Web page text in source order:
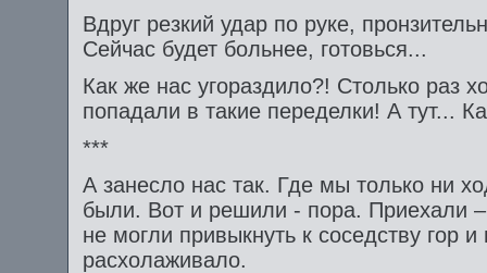
Вдруг резкий удар по руке,
Сейчас будет больнее, готовься...
Как же нас угораздило?! Столько раз
попадали в такие переделки! А тут...
***
А занесло нас так. Где мы только ни
были. Вот и решили - пора. Приехали
не могли привыкнуть к соседству гор
расхолаживало.